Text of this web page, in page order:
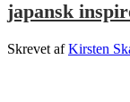
japansk
Skrevet afKirsten